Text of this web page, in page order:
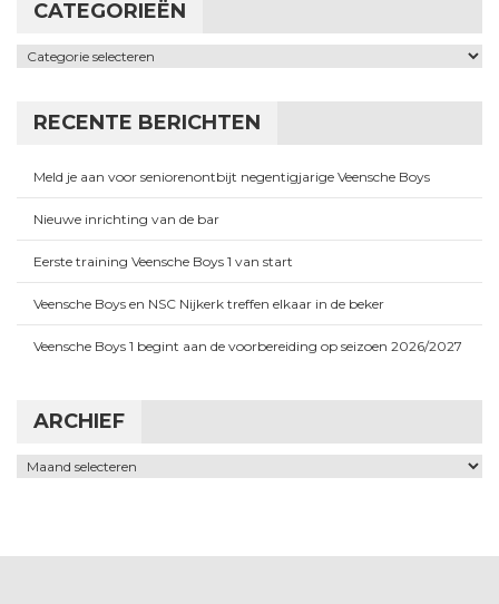
CATEGORIEËN
Categorieën
RECENTE BERICHTEN
Meld je aan voor seniorenontbijt negentigjarige Veensche Boys
Nieuwe inrichting van de bar
Eerste training Veensche Boys 1 van start
Veensche Boys en NSC Nijkerk treffen elkaar in de beker
Veensche Boys 1 begint aan de voorbereiding op seizoen 2026/2027
ARCHIEF
Archief